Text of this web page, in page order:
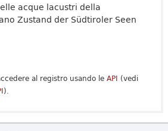
acque lacustri della
Zustand der Südtiroler Seen
al registro usando le API (vedi
).